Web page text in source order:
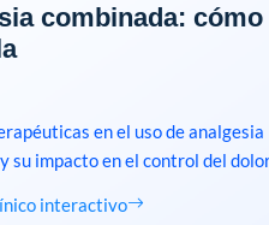
combinada: cómo
en el uso de analgesia
su impacto en el control del
interactivo